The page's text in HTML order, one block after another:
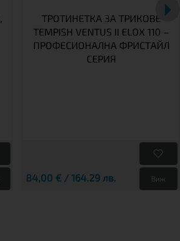
ТРОТИНЕТКА ЗА ТРИКОВЕ
TEMPISH VENTUS II ELOX 110 –
ПРОФЕСИОНАЛНА ФРИСТАЙЛ
СЕРИЯ
84,00 € / 164.29 лв. Виж